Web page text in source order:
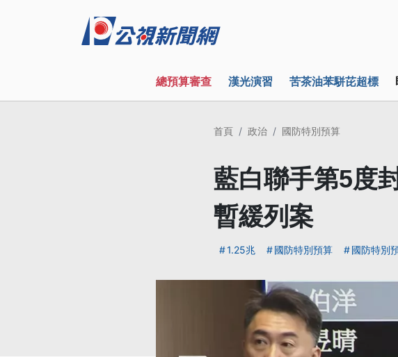
總預算審查 漢光演習 苦茶油苯駢芘超標
首頁 政治 國防特別預算
藍白聯手第5度
暫緩列案
1.25兆 國防特別預算 國防特別